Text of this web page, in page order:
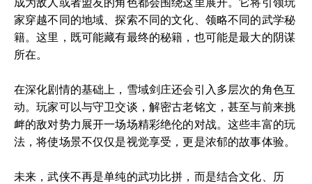
成为敌人或者盟友的角色都会围绕这里展开。它将引领玩
家穿越不同的地域、探索不同的文化、领略不同的武学秘
籍。这里，既可能藏有最终的秘籍，也可能是最大的阴谋
所在。
在深化剧情的基础上，雪域剑庄还会引入多层次的角色互
动。玩家可以与守卫交谈，解密古老铭文，甚至与前来挑
衅的敌对势力展开一场场精彩绝伦的对战。这些丰富的玩
法，将使场景不仅仅是视觉享受，更是浓郁的故事体验。
未来，武侠不再是单纯的武功比拼，而是结合文化、历